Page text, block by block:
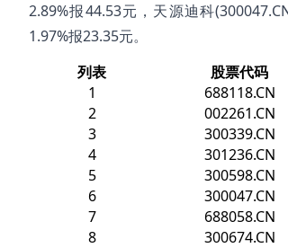
2.89%报44.53元，天源迪科
1.97%报23.35元。
列表
股票代码
1
688118.CN
2
002261.CN
3
300339.CN
4
301236.CN
5
300598.CN
6
300047.CN
7
688058.CN
8
300674.CN